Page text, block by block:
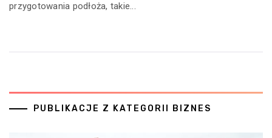
przygotowania podłoża, takie...
PUBLIKACJE Z KATEGORII BIZNES